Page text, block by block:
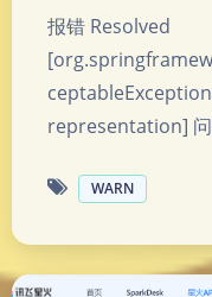
报错 Resolved
representation]
WARN